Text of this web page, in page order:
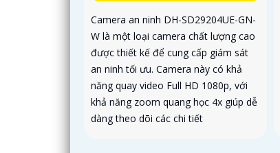
Camera an ninh DH-SD29204UE-GN-
W là một loại camera chất lượng cao
được thiết kế để cung cấp giám sát
an ninh tối ưu. Camera này có khả
năng quay video Full HD 1080p, với
khả năng zoom quang học 4x giúp dễ
dàng theo dõi các chi tiết